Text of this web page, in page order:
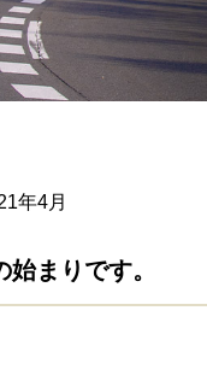
年4月
まりです。